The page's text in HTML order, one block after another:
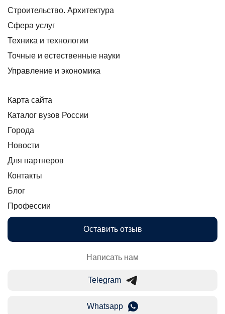
Строительство. Архитектура
Сфера услуг
Техника и технологии
Точные и естественные науки
Управление и экономика
Карта сайта
Каталог вузов России
Города
Новости
Для партнеров
Контакты
Блог
Профессии
Оставить отзыв
Написать нам
Telegram
Whatsapp